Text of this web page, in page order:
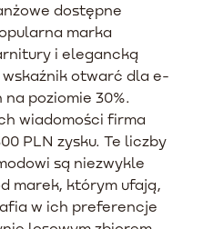
dostępne
marka
i elegancką
wskaźnik otwarć dla e-
poziomie 30%.
wiadomości firma
PLN zysku. Te liczby
są niezwykle
marek, którym ufają,
w ich preferencje